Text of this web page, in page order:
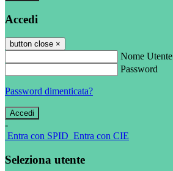
Accedi
button close ×
Nome Utente
Password
Password dimenticata?
-
Entra con SPID Entra con CIE
Seleziona utente